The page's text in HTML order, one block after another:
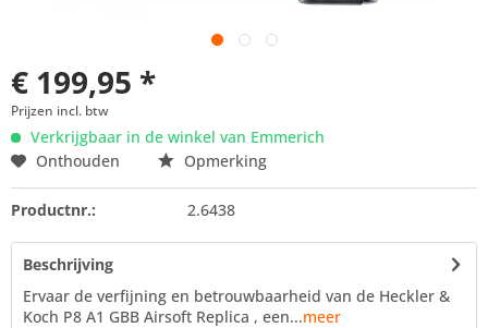
€ 199,95 *
Prijzen incl. btw
Verkrijgbaar in de winkel van Emmerich
Onthouden
Opmerking
Productnr.: 2.6438
Beschrijving
Ervaar de verfijning en betrouwbaarheid van de Heckler &
Koch P8 A1 GBB Airsoft Replica , een...meer